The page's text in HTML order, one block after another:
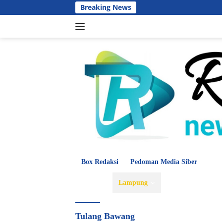
ke
Breaking News
Box Redaksi Pedoman Media Siber
Lampung
Tulang Bawang